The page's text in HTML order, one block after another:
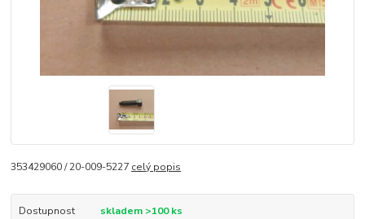
353429060 / 20-009-5227 celý popis
Dostupnost skladem >100 ks